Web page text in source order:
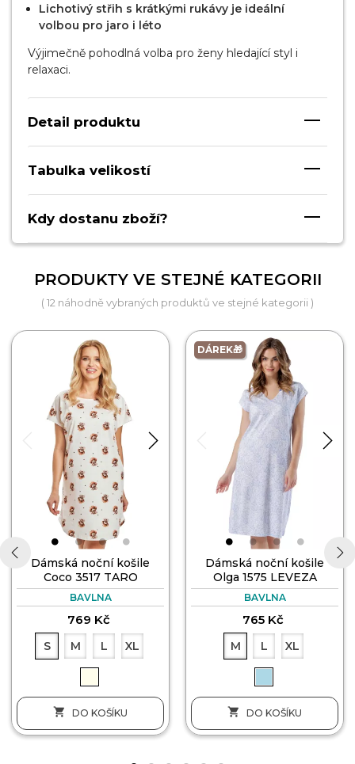
Lichotivý střih s krátkými rukávy je ideální
volbou pro jaro i léto
Výjimečně pohodlná volba pro ženy hledající styl i
relaxaci.
Detail produktu
Tabulka velikostí
Kdy dostanu zboží?
PRODUKTY VE STEJNÉ KATEGORII
( 12 náhodně vybraných produktů ve stejné kategorii )
Dámská noční košile
Coco 3517 TARO
BAVLNA
769 Kč
S M L XL
 DO KOŠÍKU
DÁREK🎁
Dámská noční košile
Olga 1575 LEVEZA
BAVLNA
765 Kč
M L XL
 DO KOŠÍKU